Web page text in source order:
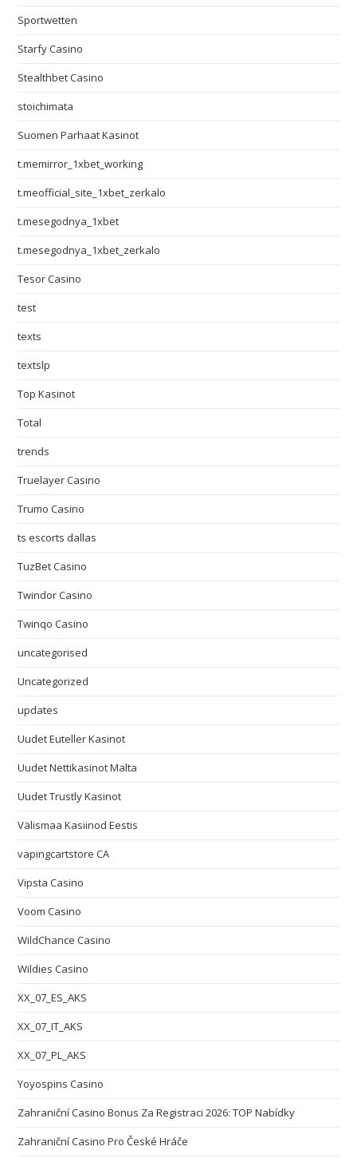
Sportwetten
Starfy Casino
Stealthbet Casino
stoichimata
Suomen Parhaat Kasinot
t.memirror_1xbet_working
t.meofficial_site_1xbet_zerkalo
t.mesegodnya_1xbet
t.mesegodnya_1xbet_zerkalo
Tesor Casino
test
texts
textslp
Top Kasinot
Total
trends
Truelayer Casino
Trumo Casino
ts escorts dallas
TuzBet Casino
Twindor Casino
Twinqo Casino
uncategorised
Uncategorized
updates
Uudet Euteller Kasinot
Uudet Nettikasinot Malta
Uudet Trustly Kasinot
Välismaa Kasiinod Eestis
vapingcartstore CA
Vipsta Casino
Voom Casino
WildChance Casino
Wildies Casino
XX_07_ES_AKS
XX_07_IT_AKS
XX_07_PL_AKS
Yoyospins Casino
Zahraniční Casino Bonus Za Registraci 2026: TOP Nabídky
Zahraniční Casino Pro České Hráče